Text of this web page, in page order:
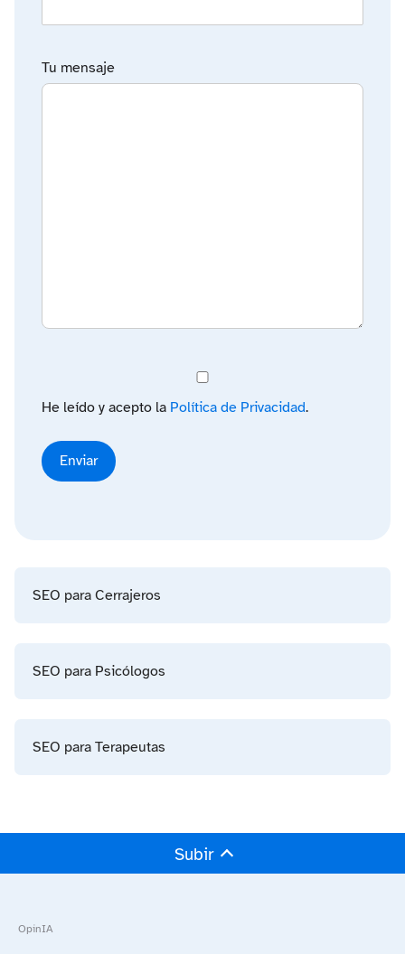
Tu mensaje
He leído y acepto la Política de Privacidad.
SEO para Cerrajeros
SEO para Psicólogos
SEO para Terapeutas
Subir
OpinIA